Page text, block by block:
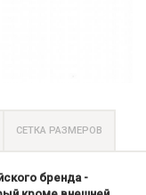
СЕТКА РАЗМЕРОВ
бренда -